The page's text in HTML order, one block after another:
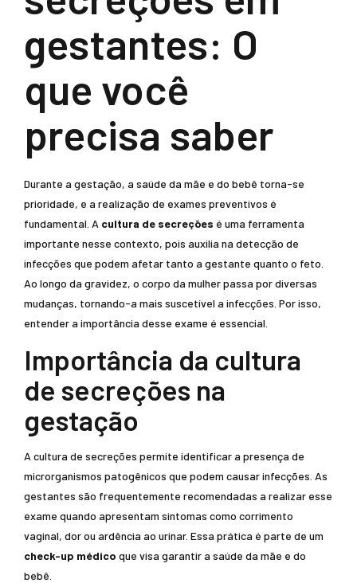
gestantes: O
que você
precisa saber
Durante a gestação, a saúde da mãe e do bebê torna-se
prioridade, e a realização de exames preventivos é
fundamental. A cultura de secreções é uma ferramenta
importante nesse contexto, pois auxilia na detecção de
infecções que podem afetar tanto a gestante quanto o feto.
Ao longo da gravidez, o corpo da mulher passa por diversas
mudanças, tornando-a mais suscetível a infecções. Por isso,
entender a importância desse exame é essencial.
Importância da cultura
de secreções na
gestação
A cultura de secreções permite identificar a presença de
microrganismos patogênicos que podem causar infecções. As
gestantes são frequentemente recomendadas a realizar esse
exame quando apresentam sintomas como corrimento
vaginal, dor ou ardência ao urinar. Essa prática é parte de um
check-up médico que visa garantir a saúde da mãe e do
bebê.